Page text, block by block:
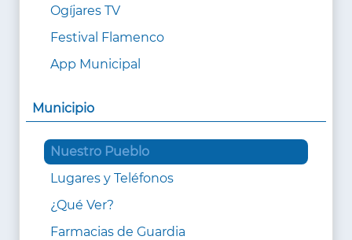
Ogíjares TV
Festival Flamenco
App Municipal
Municipio
Nuestro Pueblo
Lugares y Teléfonos
¿Qué Ver?
Farmacias de Guardia